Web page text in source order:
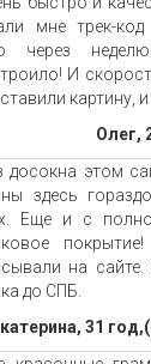
мне трек-
через
И
картину, и
Олег,
досокна этом
здесь
Еще и с
на сайте.
до СПБ.
31